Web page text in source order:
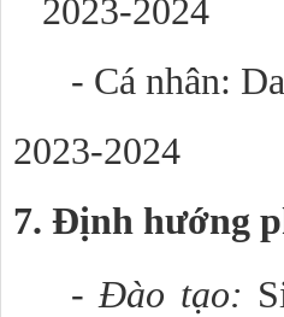
2023-2024
- Cá nhân:
2023-2024
7. Định hướng
- Đào tạo: